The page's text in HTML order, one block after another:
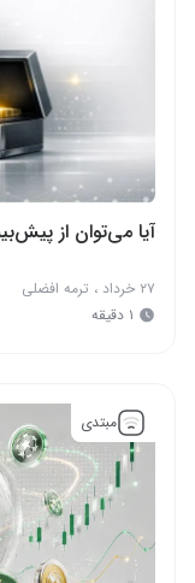
آیا می‌توان از
۲۷ خرداد ، ترمه افضلی
۱ دقیقه
مبتدی